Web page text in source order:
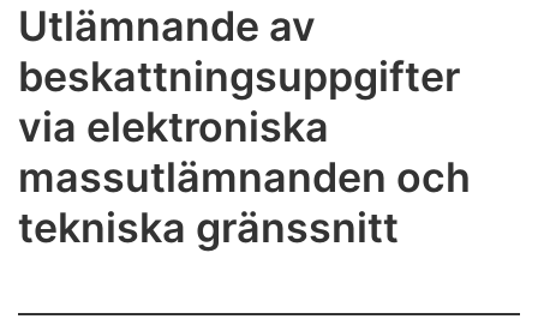
Utlämnande av
beskattningsuppgifter
via elektroniska
massutlämnanden och
tekniska gränssnitt